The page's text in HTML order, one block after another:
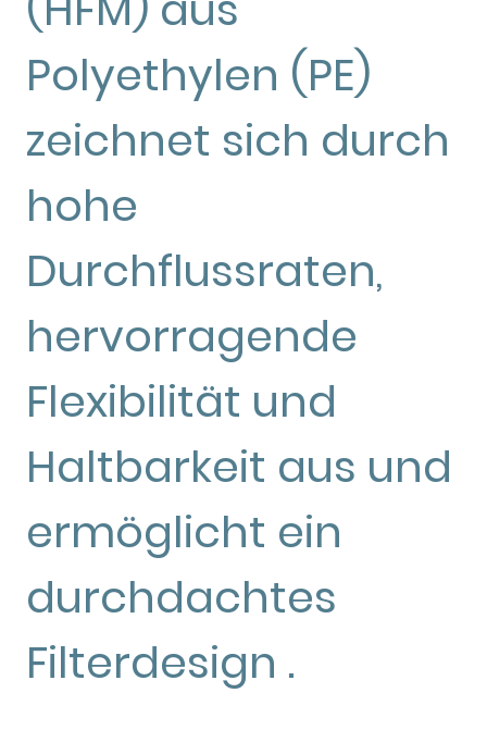
Polyethylen (PE)
zeichnet sich durch
hohe
Durchflussraten,
hervorragende
Flexibilität und
Haltbarkeit aus und
ermöglicht ein
durchdachtes
Filterdesign .